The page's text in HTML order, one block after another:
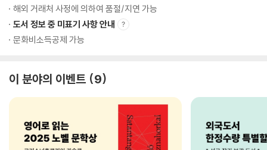
해외 거래처 사정에 의하여 품절/지연 가능
도서 정보 중 미표기 사항 안내
문화비소득공제 가능
이 분야의 이벤트 9